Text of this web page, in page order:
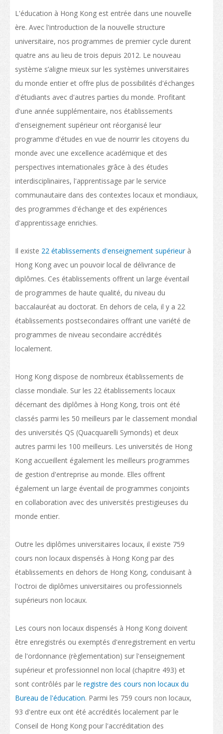
Liste des programmes
Enseignement professionnel
Structure des qualifications
La politique de "Développer le statut de HK en tant que pôle international
d'éducation"
Calendrier des établissements de Hong Kong
Plus de possibilités d’études
Parcours d'étude
Poser votre candidature pour vos études
Poser votre candidature
Conditions d’admission
Arrivée
Hébergement
Services d’asssistance
Entrée des personnes à charge des étudiants non-locaux
Coût de la vie
Assurance
Aspects financiers
Télécommunications
Transport
Student Voices
Amérique du Nord
Poursuivre vos études à Hong Kong
Travailler à Hong Kong
L'éducation à Hong Kong est entrée dans une nouvelle
ère. Avec l'introduction de la nouvelle structure
universitaire, nos programmes de premier cycle durent
quatre ans au lieu de trois depuis 2012. Le nouveau
système s’aligne mieux sur les systèmes universitaires
du monde entier et offre plus de possibilités d'échanges
d'étudiants avec d'autres parties du monde. Profitant
d'une année supplémentaire, nos établissements
d'enseignement supérieur ont réorganisé leur
programme d'études en vue de nourrir les citoyens du
monde avec une excellence académique et des
perspectives internationales grâce à des études
interdisciplinaires, l'apprentissage par le service
communautaire dans des contextes locaux et mondiaux,
des programmes d'échange et des expériences
d'apprentissage enrichies.
Il existe 22 établissements d'enseignement supérieurà
Hong Kong avec un pouvoir local de délivrance de
diplômes. Ces établissements offrent un large éventail
de programmes de haute qualité, du niveau du
baccalauréat au doctorat. En dehors de cela, il y a 22
établissements postsecondaires offrant une variété de
programmes de niveau secondaire accrédités
localement.
Hong Kong dispose de nombreux établissements de
classe mondiale. Sur les 22 établissements locaux
décernant des diplômes à Hong Kong, trois ont été
classés parmi les 50 meilleurs par le classement mondial
des universités QS (Quacquarelli Symonds) et deux
autres parmi les 100 meilleurs. Les universités de Hong
Kong accueillent également les meilleurs programmes
de gestion d'entreprise au monde. Elles offrent
également un large éventail de programmes conjoints
en collaboration avec des universités prestigieuses du
monde entier.
Outre les diplômes universitaires locaux, il existe 759
cours non locaux dispensés à Hong Kong par des
établissements en dehors de Hong Kong, conduisant à
l'octroi de diplômes universitaires ou professionnels
supérieurs non locaux.
Les cours non locaux dispensés à Hong Kong doivent
être enregistrés ou exemptés d'enregistrement en vertu
de l'ordonnance (règlementation) sur l'enseignement
supérieur et professionnel non local (chapitre 493) et
sont contrôlés par le registre des cours non locaux du
Bureau de l'éducation. Parmi les 759 cours non locaux,
93 d'entre eux ont été accrédités localement par le
Conseil de Hong Kong pour l'accréditation des